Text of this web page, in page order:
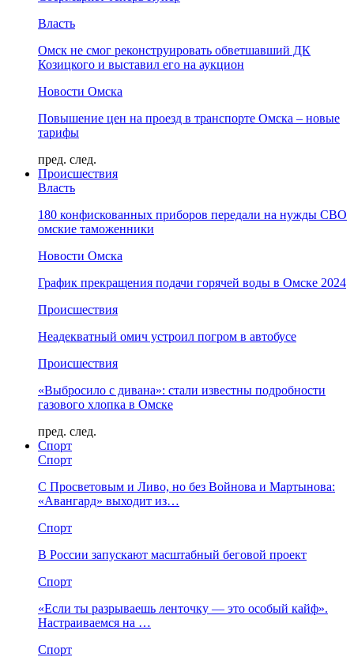
Власть
Омск не смог реконструировать обветшавший ДК
Козицкого и выставил его на аукцион
Новости Омска
Повышение цен на проезд в транспорте Омска – новые
тарифы
пред. след.
Происшествия
Власть
180 конфискованных приборов передали на нужды СВО
омские таможенники
Новости Омска
График прекращения подачи горячей воды в Омске 2024
Происшествия
Неадекватный омич устроил погром в автобусе
Происшествия
«Выбросило с дивана»: стали известны подробности
газового хлопка в Омске
пред. след.
Спорт
Спорт
С Просветовым и Ливо, но без Войнова и Мартынова:
«Авангард» выходит из…
Спорт
В России запускают масштабный беговой проект
Спорт
«Если ты разрываешь ленточку — это особый кайф».
Настраиваемся на …
Спорт